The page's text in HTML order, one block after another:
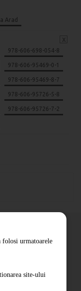
Arad
978-606-698-054-8
978-606-95469-0-1
978-606-95469-8-7
978-606-95726-5-8
978-606-95726-7-2
folosi urmatoarele
site-ului